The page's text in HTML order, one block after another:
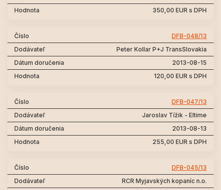
350,00 EUR s DPH
DFB-048/13
Peter Kollar P+J TransSlovakia
2013-08-15
120,00 EUR s DPH
DFB-047/13
Jaroslav Tížik - Eltime
2013-08-13
255,00 EUR s DPH
DFB-045/13
RCR Myjavských kopaníc n.o.